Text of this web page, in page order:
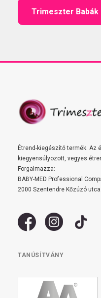
Trimeszter
Étrend-kiegészítő termék. Az
kiegyensúlyozott, vegyes
Forgalmazza:
BABY-MED Professional
2000 Szentendre Kőzúzó
TANÚSÍTVÁNY